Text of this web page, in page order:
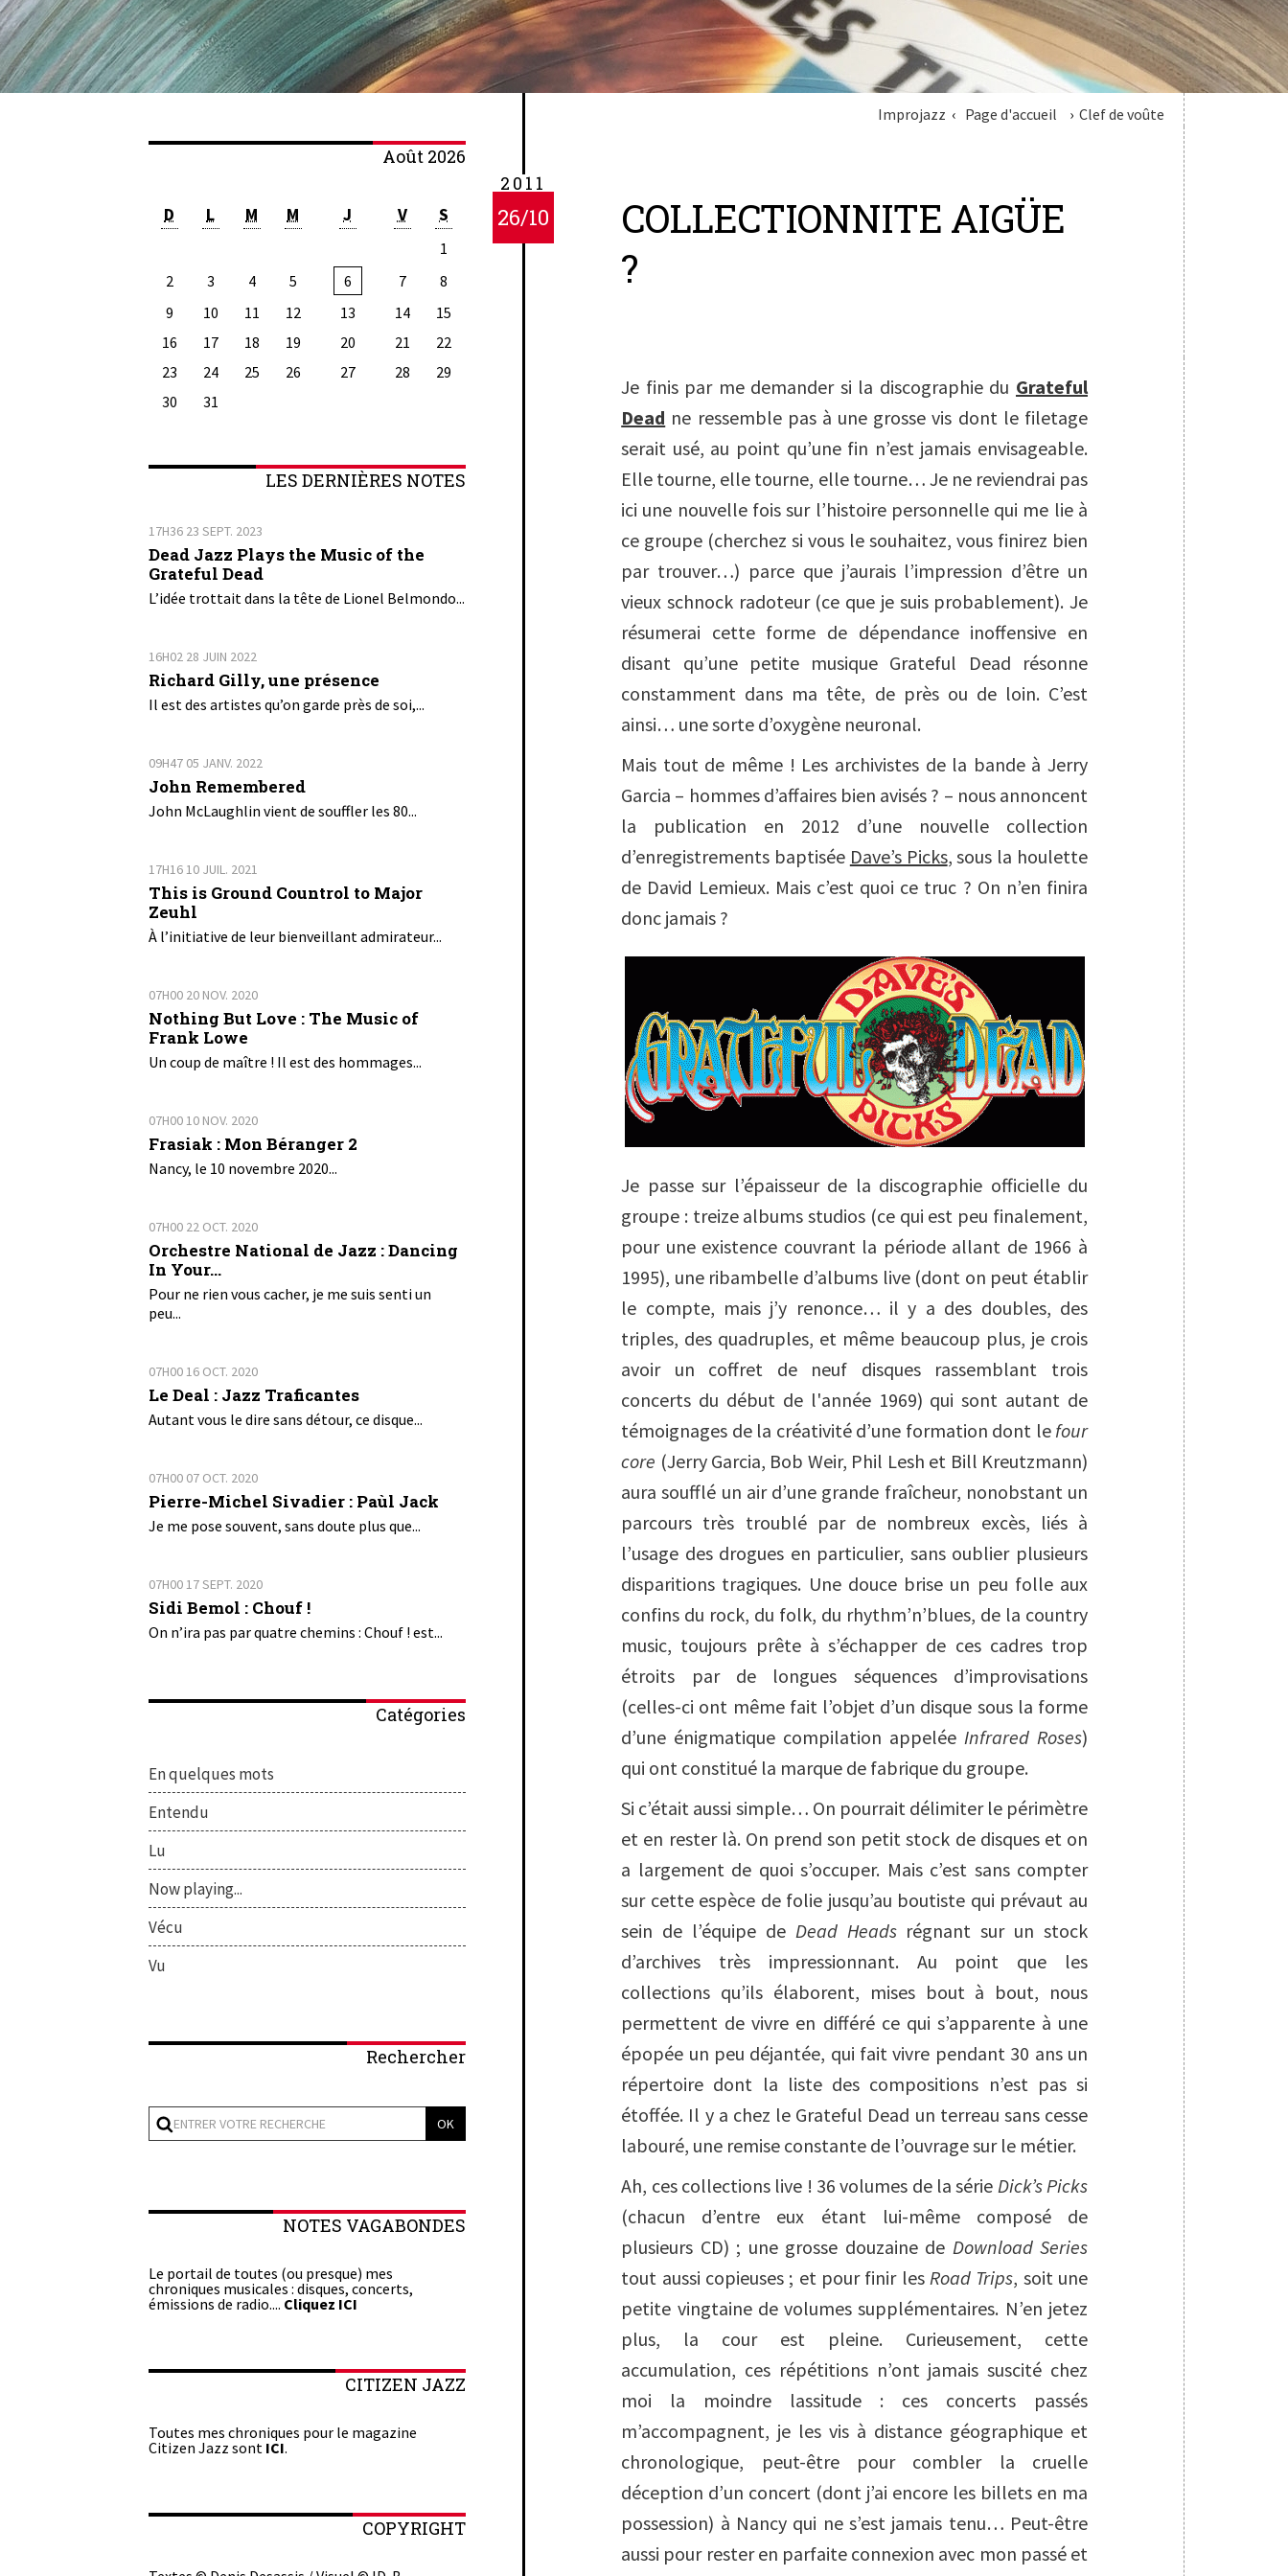
Août 2026
D L M M J V S
1
2
3 4 5 6 7
8
9
10 11 12 13 14
15
16
17 18 19 20 21
22
23
24 25 26 27 28
29
30
31
LES DERNIÈRES NOTES
17H36 23 SEPT. 2023
Dead Jazz Plays the Music of the
Grateful Dead
L’idée trottait dans la tête de Lionel Belmondo...
16H02 28 JUIN 2022
Richard Gilly, une présence
Il est des artistes qu’on garde près de soi,...
09H47 05 JANV. 2022
John Remembered
John McLaughlin vient de souffler les 80...
17H16 10 JUIL. 2021
This is Ground Countrol to Major
Zeuhl
À l’initiative de leur bienveillant admirateur...
07H00 20 NOV. 2020
Nothing But Love : The Music of
Frank Lowe
Un coup de maître ! Il est des hommages...
07H00 10 NOV. 2020
Frasiak : Mon Béranger 2
Nancy, le 10 novembre 2020...
07H00 22 OCT. 2020
Orchestre National de Jazz : Dancing
In Your...
Pour ne rien vous cacher, je me suis senti un
peu...
07H00 16 OCT. 2020
Le Deal : Jazz Traficantes
Autant vous le dire sans détour, ce disque...
07H00 07 OCT. 2020
Pierre-Michel Sivadier : Paùl Jack
Je me pose souvent, sans doute plus que...
07H00 17SEPT. 2020
Sidi Bemol : Chouf !
On n’ira pas par quatre chemins : Chouf ! est...
Catégories
En quelques mots
Entendu
Lu
Now playing...
Vécu
Vu
Rechercher
NOTES VAGABONDES
Le portail de toutes (ou presque) mes
chroniques musicales : disques, concerts,
émissions de radio.... Cliquez ICI
CITIZEN JAZZ
Toutes mes chroniques pour le magazine
Citizen Jazz sont ICI.
COPYRIGHT
Improjazz Page d'accueil Clef de voûte
2011
26/10
COLLECTIONNITE AIGÜE
?
Je finis par me demander si la discographie du Grateful
Dead ne ressemble pas à une grosse vis dont le filetage
serait usé, au point qu’une fin n’est jamais envisageable.
Elle tourne, elle tourne, elle tourne… Je ne reviendrai pas
ici une nouvelle fois sur l’histoire personnelle qui me lie à
ce groupe (cherchez si vous le souhaitez, vous finirez bien
par trouver…) parce que j’aurais l’impression d’être un
vieux schnock radoteur (ce que je suis probablement). Je
résumerai cette forme de dépendance inoffensive en
disant qu’une petite musique Grateful Dead résonne
constamment dans ma tête, de près ou de loin. C’est
ainsi… une sorte d’oxygène neuronal.
Mais tout de même ! Les archivistes de la bande à Jerry
Garcia – hommes d’affaires bien avisés ? – nous annoncent
la publication en 2012 d’une nouvelle collection
d’enregistrements baptisée Dave’s Picks, sous la houlette
de David Lemieux. Mais c’est quoi ce truc ? On n’en finira
donc jamais ?
Je passe sur l’épaisseur de la discographie officielle du
groupe : treize albums studios (ce qui est peu finalement,
pour une existence couvrant la période allant de 1966 à
1995), une ribambelle d’albums live (dont on peut établir
le compte, mais j’y renonce… il y a des doubles, des
triples, des quadruples, et même beaucoup plus, je crois
avoir un coffret de neuf disques rassemblant trois
concerts du début de l'année 1969) qui sont autant de
témoignages de la créativité d’une formation dont le four
core (Jerry Garcia, Bob Weir, Phil Lesh et Bill Kreutzmann)
aura soufflé un air d’une grande fraîcheur, nonobstant un
parcours très troublé par de nombreux excès, liés à
l’usage des drogues en particulier, sans oublier plusieurs
disparitions tragiques. Une douce brise un peu folle aux
confins du rock, du folk, du rhythm’n’blues, de la country
music, toujours prête à s’échapper de ces cadres trop
étroits par de longues séquences d’improvisations
(celles-ci ont même fait l’objet d’un disque sous la forme
d’une énigmatique compilation appeléeInfrared Roses)
qui ont constitué la marque de fabrique du groupe.
Si c’était aussi simple… On pourrait délimiter le périmètre
et en rester là. On prend son petit stock de disques et on
a largement de quoi s’occuper. Mais c’est sans compter
sur cette espèce de folie jusqu’au boutiste qui prévaut au
sein de l’équipe de Dead Headsrégnant sur un stock
d’archives très impressionnant. Au point que les
collections qu’ils élaborent, mises bout à bout, nous
permettent de vivre en différé ce qui s’apparente à une
épopée un peu déjantée, qui fait vivre pendant 30 ans un
répertoire dont la liste des compositions n’est pas si
étoffée. Il y a chez le Grateful Dead un terreau sans cesse
labouré, une remise constante de l’ouvrage sur le métier.
Ah, ces collections live ! 36 volumes de la série Dick’s Picks
(chacun d’entre eux étant lui-même composé de
plusieurs CD) ; une grosse douzaine de Download Series
tout aussi copieuses ; et pour finir les Road Trips, soit une
petite vingtaine de volumes supplémentaires. N’en jetez
plus, la cour est pleine. Curieusement, cette
accumulation, ces répétitions n’ont jamais suscité chez
moi la moindre lassitude : ces concerts passés
m’accompagnent, je les vis à distance géographique et
chronologique, peut-être pour combler la cruelle
déception d’un concert (dont j’ai encore les billets en ma
possession) à Nancy qui ne s’est jamais tenu… Peut-être
aussi pour rester en parfaite connexion avec mon passé et